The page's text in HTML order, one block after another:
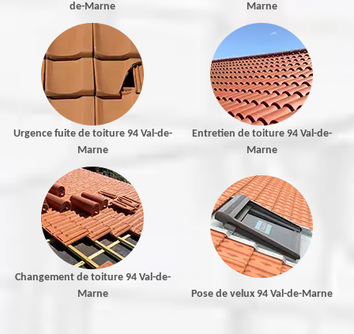
de-Marne
Marne
Urgence fuite de toiture 94 Val-de-
Marne
Entretien de toiture 94 Val-de-
Marne
Changement de toiture 94 Val-de-
Marne
Pose de velux 94 Val-de-Marne